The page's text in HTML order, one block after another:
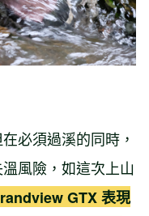
必須過溪的同時，
風險，如這次上山
GTX 表現